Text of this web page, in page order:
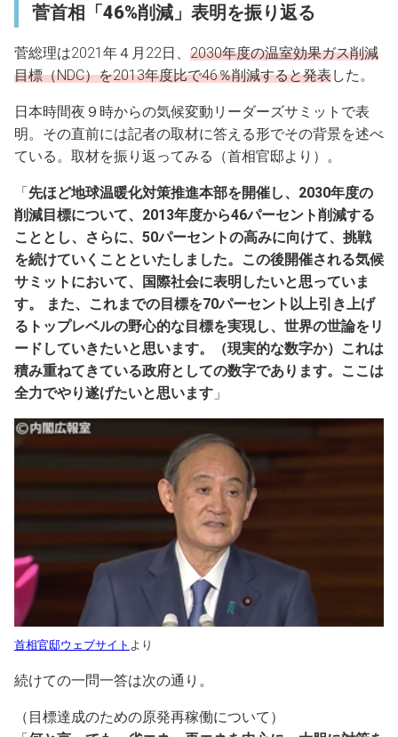
菅首相「46%削減」表明を振り返る
菅総理は2021年４月22日、 2030年度の温室効果ガス削減
目標（NDC）を2013年度比で46％削減すると発表した。
日本時間夜９時からの気候変動リーダーズサミットで表
明。その直前には記者の取材に答える形でその背景を述べ
ている。取材を振り返ってみる（首相官邸より）。
「先ほど地球温暖化対策推進本部を開催し、2030年度の
削減目標について、2013年度から46パーセント削減する
こととし、さらに、50パーセントの高みに向けて、挑戦
を続けていくことといたしました。この後開催される気候
サミットにおいて、国際社会に表明したいと思っていま
す。 また、これまでの目標を70パーセント以上引き上げ
るトップレベルの野心的な目標を実現し、世界の世論をリ
ードしていきたいと思います。（現実的な数字か）これは
積み重ねてきている政府としての数字であります。ここは
全力でやり遂げたいと思います 」
首相官邸ウェブサイト より
続けての一問一答は次の通り。
（目標達成のための原発再稼働について）